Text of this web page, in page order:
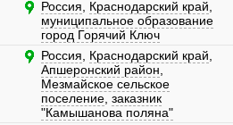
Россия Краснодарский край
муниципальное образование
город Горячий Ключ
Россия Краснодарский край
Апшеронский район
Мезмайское сельское
поселение заказник
"Камышанова поляна"